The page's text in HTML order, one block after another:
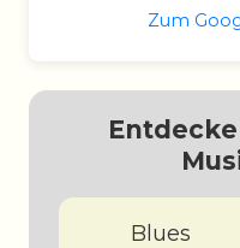
Zum
Blues